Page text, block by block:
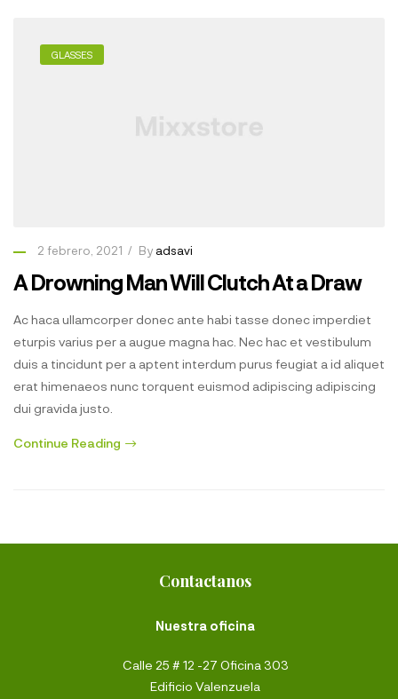
GLASSES
2 febrero, 2021 By adsavi
A Drowning Man Will Clutch At a Draw
Ac haca ullamcorper donec ante habi tasse donec imperdiet
eturpis varius per a augue magna hac. Nec hac et vestibulum
duis a tincidunt per a aptent interdum purus feugiat a id aliquet
erat himenaeos nunc torquent euismod adipiscing adipiscing
dui gravida justo.
Continue Reading
Contactanos
Nuestra oficina
Calle 25 # 12 -27 Oficina 303
Edificio Valenzuela